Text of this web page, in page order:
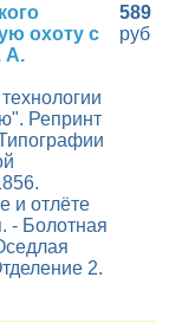
охоту с
А.
Репринт
и отлёте
- Болотная
2.
589
руб